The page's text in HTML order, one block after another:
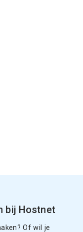
bij Hostnet
Of wil je